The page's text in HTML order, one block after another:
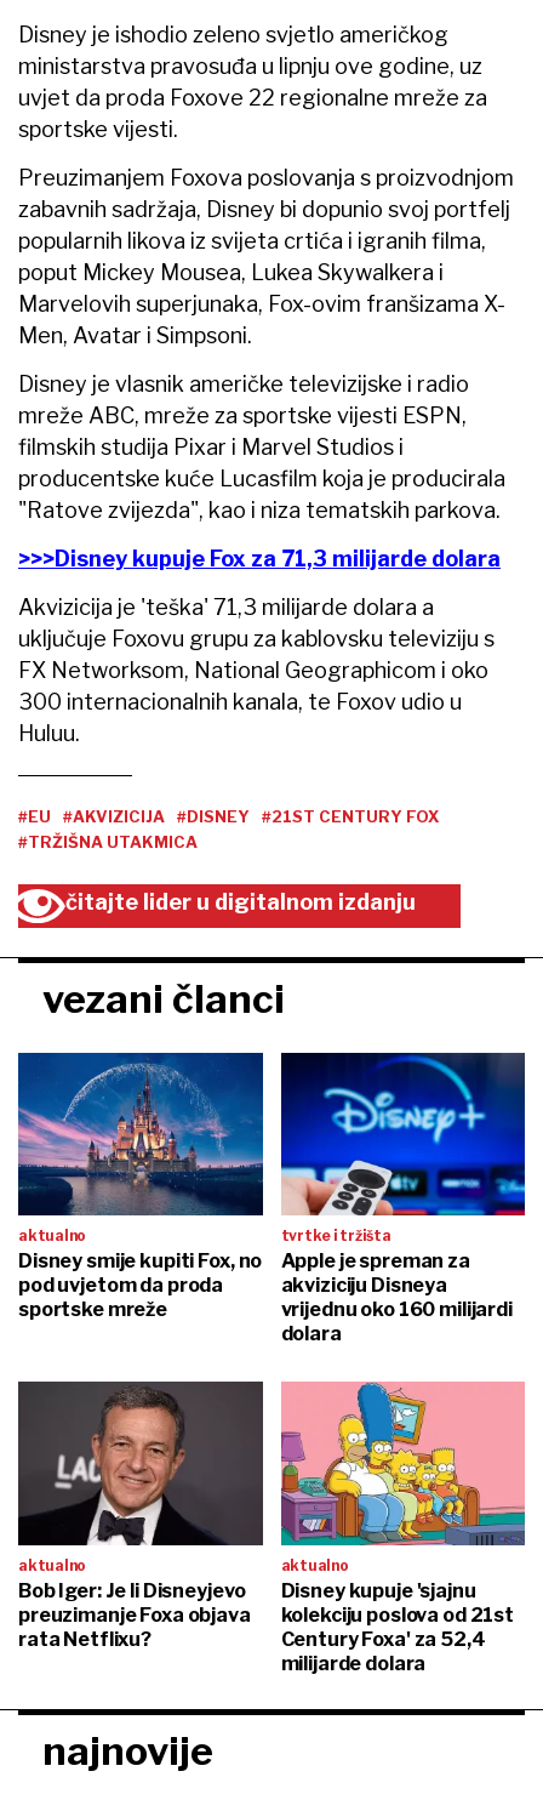
Disney je ishodio zeleno svjetlo američkog
ministarstva pravosuđa u lipnju ove godine, uz
uvjet da proda Foxove 22 regionalne mreže za
sportske vijesti.
Preuzimanjem Foxova poslovanja s proizvodnjom
zabavnih sadržaja, Disney bi dopunio svoj portfelj
popularnih likova iz svijeta crtića i igranih filma,
poput Mickey Mousea, Lukea Skywalkera i
Marvelovih superjunaka, Fox-ovim franšizama X-
Men, Avatar i Simpsoni.
Disney je vlasnik američke televizijske i radio
mreže ABC, mreže za sportske vijesti ESPN,
filmskih studija Pixar i Marvel Studios i
producentske kuće Lucasfilm koja je producirala
"Ratove zvijezda", kao i niza tematskih parkova.
>>>Disney kupuje Fox za 71,3 milijarde dolara
Akvizicija je 'teška' 71,3 milijarde dolara a
uključuje Foxovu grupu za kablovsku televiziju s
FX Networksom, National Geographicom i oko
300 internacionalnih kanala, te Foxov udio u
Huluu.
#EU #AKVIZICIJA #DISNEY
#21ST CENTURY FOX
#TRŽIŠNA UTAKMICA
čitajte lider u digitalnom izdanju
vezani članci
aktualno
Disney smije kupiti Fox, no
pod uvjetom da proda
sportske mreže
tvrtke i tržišta
Apple je spreman za
akviziciju Disneya
vrijednu oko 160 milijardi
dolara
aktualno
Bob Iger: Je li Disneyjevo
preuzimanje Foxa objava
rata Netflixu?
aktualno
Disney kupuje 'sjajnu
kolekciju poslova od 21st
Century Foxa' za 52,4
milijarde dolara
najnovije